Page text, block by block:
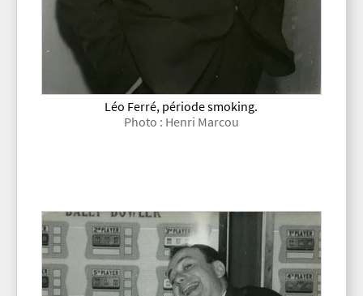
Léo Ferré, période smoking.
Photo : Henri Marcou